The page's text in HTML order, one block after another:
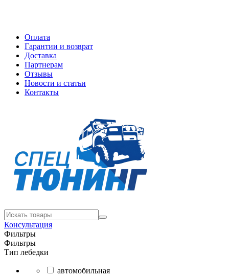
Оплата
Гарантии и возврат
Доставка
Партнерам
Отзывы
Новости и статьи
Контакты
Консультация
Фильтры
Фильтры
Тип лебедки
автомобильная